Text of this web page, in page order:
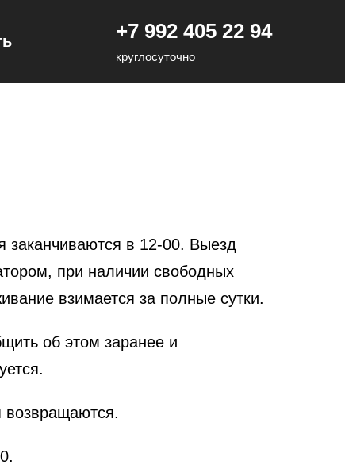
+7 992 405 22 94
круглосуточно
заканчиваются в 12-00. Выезд
при наличии свободных
взимается за полные сутки.
об этом заранее и
возвращаются.